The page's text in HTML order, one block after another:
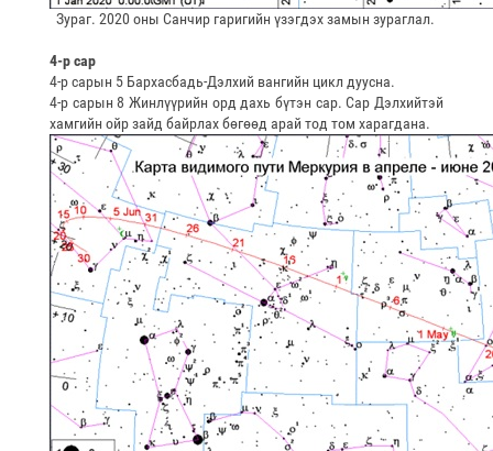
Зураг. 2020 оны Санчир гаригийн үзэгдэх замын зураглал.
4-р сар
4-р сарын 5 Бархасбадь-Дэлхий вангийн цикл дуусна.
4-р сарын 8 Жинлүүрийн орд дахь бүтэн сар. Сар Дэлхийтэй
хамгийн ойр зайд байрлах бөгөөд арай тод том харагдана.